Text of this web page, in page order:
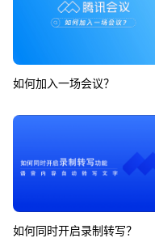
如何加入一场会议？
如何同时开启录制转写？